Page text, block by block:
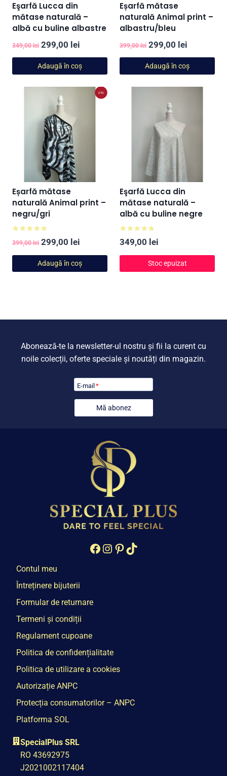
Eşarfă Lucca din
mătase naturală –
albă cu buline albastre
349,00lei Prețul
inițial
a
fost:
349,00 lei.
299,00 lei
curent
este:
299,00 lei.
Adaugă în coș
Eșarfă mătase
naturală Animal print –
albastru/bleu
399,00lei Prețul
inițial
a
fost:
299,00 lei
curent
este:
299,00
Adaugă în coș
-25%
Eșarfă mătase
naturală Animal print –
negru/gri
Evaluat la
5.00
399,00lei Prețul
inițial
a
299,00 lei
curent
este:
Adaugă în coș
Eşarfă Lucca din
mătase naturală –
albă cu buline negre
Evaluat la
5.00
349,00 lei
Stoc epuizat
Abonează-te la newsletter-ul nostru și fii la curent cu
noile colecții, oferte speciale și noutăți din magazin.
E-mail *
Mă abonez
Facebook
Instagram
Pinterest
TikTok
Contul meu
Întreținere bijuterii
Formular de returnare
Termeni și condiții
Regulament cupoane
Politica de confidențialitate
Politica de utilizare a cookies
Autorizație ANPC
Protecția consumatorilor – ANPC
Platforma SOL
SpecialPlus SRL
RO 43692975
J2021002117404